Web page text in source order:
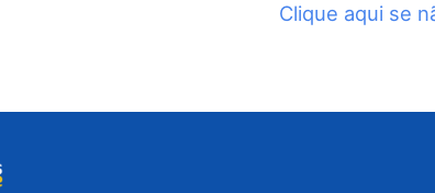
Clique aqui se